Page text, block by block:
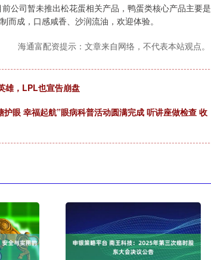
司暂未推出松花蛋相关产品，鸭蛋类核心产品主要是
成，口感咸香、沙润流油，欢迎体验。
海通富配资提示：文章来自网络，不代表本站观点。
雄，LPL也宣告崩盘
眼 幸福起航”眼病科普活动圆满完成 听讲座做检查 收